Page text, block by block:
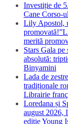
Investiție de
Cane Corso-
Lily Apostol,
merită
Stars Gala
absolută:
Binyamini
Lada de
tradiționale
Librairie
Loredana și
august 2026,
ediție Young